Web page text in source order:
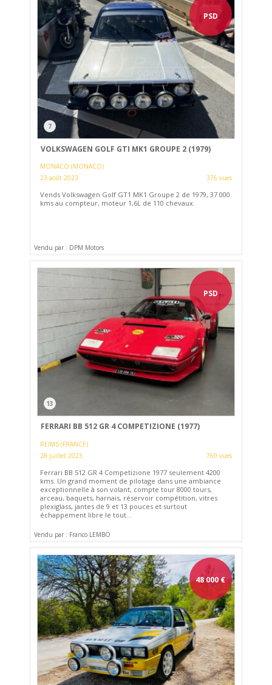
PSD
7
VOLKSWAGEN GOLF GTI MK1 GROUPE 2 (1979)
MONACO (MONACO)
23 août 2023
376 vues
Vends Volkswagen Golf GT1 MK1 Groupe 2 de 1979, 37 000
kms au compteur, moteur 1,6L de 110 chevaux.
Vendu par : DPM Motors
PSD
13
FERRARI BB 512 GR 4 COMPETIZIONE (1977)
REIMS (FRANCE)
28 juillet 2023
769 vues
Ferrari BB 512 GR 4 Competizione 1977 seulement 4200
kms. Un grand moment de pilotage dans une ambiance
exceptionnelle à son volant, compte tour 8000 tours,
arceau, baquets, harnais, réservoir compétition, vitres
plexiglass, jantes de 9 et 13 pouces et surtout
échappement libre le tout...
Vendu par : Franco LEMBO
48 000€